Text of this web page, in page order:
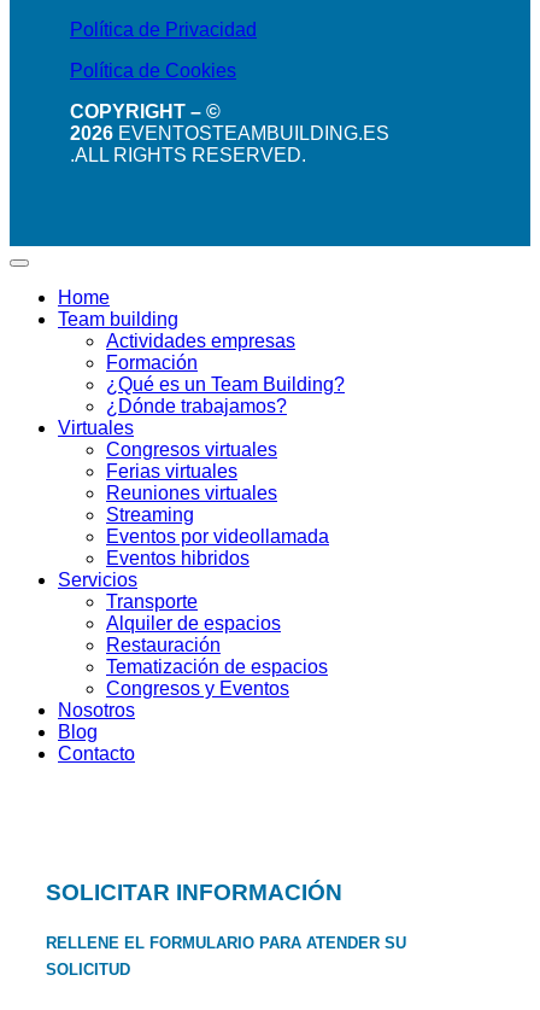
Política de Privacidad
Política de Cookies
COPYRIGHT – ©
2026 EVENTOSTEAMBUILDING.ES
.ALL RIGHTS RESERVED.
Home
Team building
Actividades empresas
Formación
¿Qué es un Team Building?
¿Dónde trabajamos?
Virtuales
Congresos virtuales
Ferias virtuales
Reuniones virtuales
Streaming
Eventos por videollamada
Eventos hibridos
Servicios
Transporte
Alquiler de espacios
Restauración
Tematización de espacios
Congresos y Eventos
Nosotros
Blog
Contacto
SOLICITAR INFORMACIÓN
RELLENE EL FORMULARIO PARA ATENDER SU
SOLICITUD